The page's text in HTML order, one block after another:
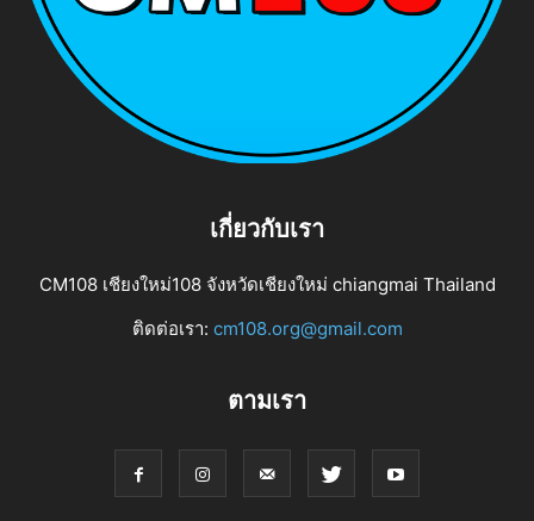
เกี่ยวกับเรา
CM108 เชียงใหม่108 จังหวัดเชียงใหม่ chiangmai Thailand
ติดต่อเรา: cm108.org@gmail.com
ตามเรา